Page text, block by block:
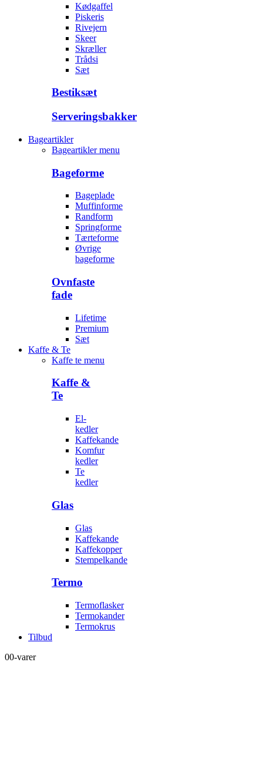
Kødgaffel
Piskeris
Rivejern
Skeer
Skræller
Trådsi
Sæt
Bestiksæt
Serveringsbakker
Bageartikler
Bageartikler menu
Bageforme
Bageplade
Muffinforme
Randform
Springforme
Tærteforme
Øvrige
bageforme
Ovnfaste
fade
Lifetime
Premium
Sæt
Kaffe & Te
Kaffe te menu
Kaffe &
Te
El-
kedler
Kaffekande
Komfur
kedler
Te
kedler
Glas
Glas
Kaffekande
Kaffekopper
Stempelkande
Termo
Termoflasker
Termokander
Termokrus
Tilbud
00-varer